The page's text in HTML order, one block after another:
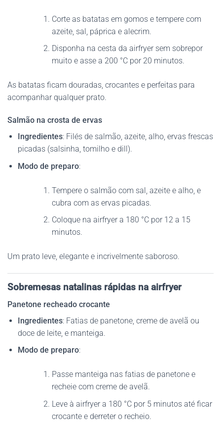
Corte as batatas em gomos e tempere com
azeite, sal, páprica e alecrim.
Disponha na cesta da airfryer sem sobrepor
muito e asse a 200 °C por 20 minutos.
As batatas ficam douradas, crocantes e perfeitas para
acompanhar qualquer prato.
Salmão na crosta de ervas
Ingredientes: Filés de salmão, azeite, alho, ervas frescas
picadas (salsinha, tomilho e dill).
Modo de preparo:
Tempere o salmão com sal, azeite e alho, e
cubra com as ervas picadas.
Coloque na airfryer a 180 °C por 12 a 15
minutos.
Um prato leve, elegante e incrivelmente saboroso.
Sobremesas natalinas rápidas na airfryer
Panetone recheado crocante
Ingredientes: Fatias de panetone, creme de avelã ou
doce de leite, e manteiga.
Modo de preparo:
Passe manteiga nas fatias de panetone e
recheie com creme de avelã.
Leve à airfryer a 180 °C por 5 minutos até ficar
crocante e derreter o recheio.